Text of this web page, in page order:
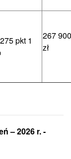
pkt 1
267
zł
– 2026 r. -